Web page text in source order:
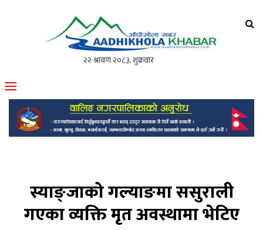
मोफसलकै लोकप्रिय अनलाइन पत्रिका
स्याङ्जाको गल्याङमा ससुराली
गएका व्यक्ति मृत अवस्थामा भेटिए